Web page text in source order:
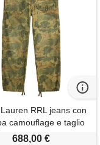
RRL jeans con
camouflage e taglio
comodo - verde
688,00 €